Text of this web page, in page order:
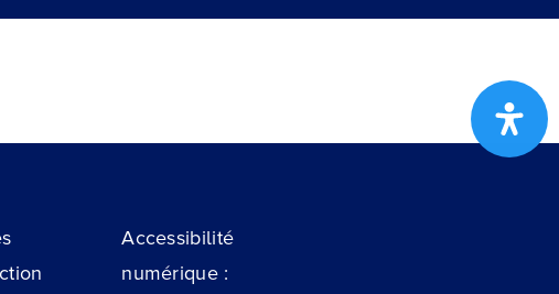
Accessibilité
numérique :